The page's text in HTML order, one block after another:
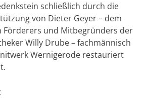
schließlich durch die
von Dieter Geyer – dem
Förderers und Mitbegründers der
Willy Drube – fachmännisch
Wernigerode restauriert